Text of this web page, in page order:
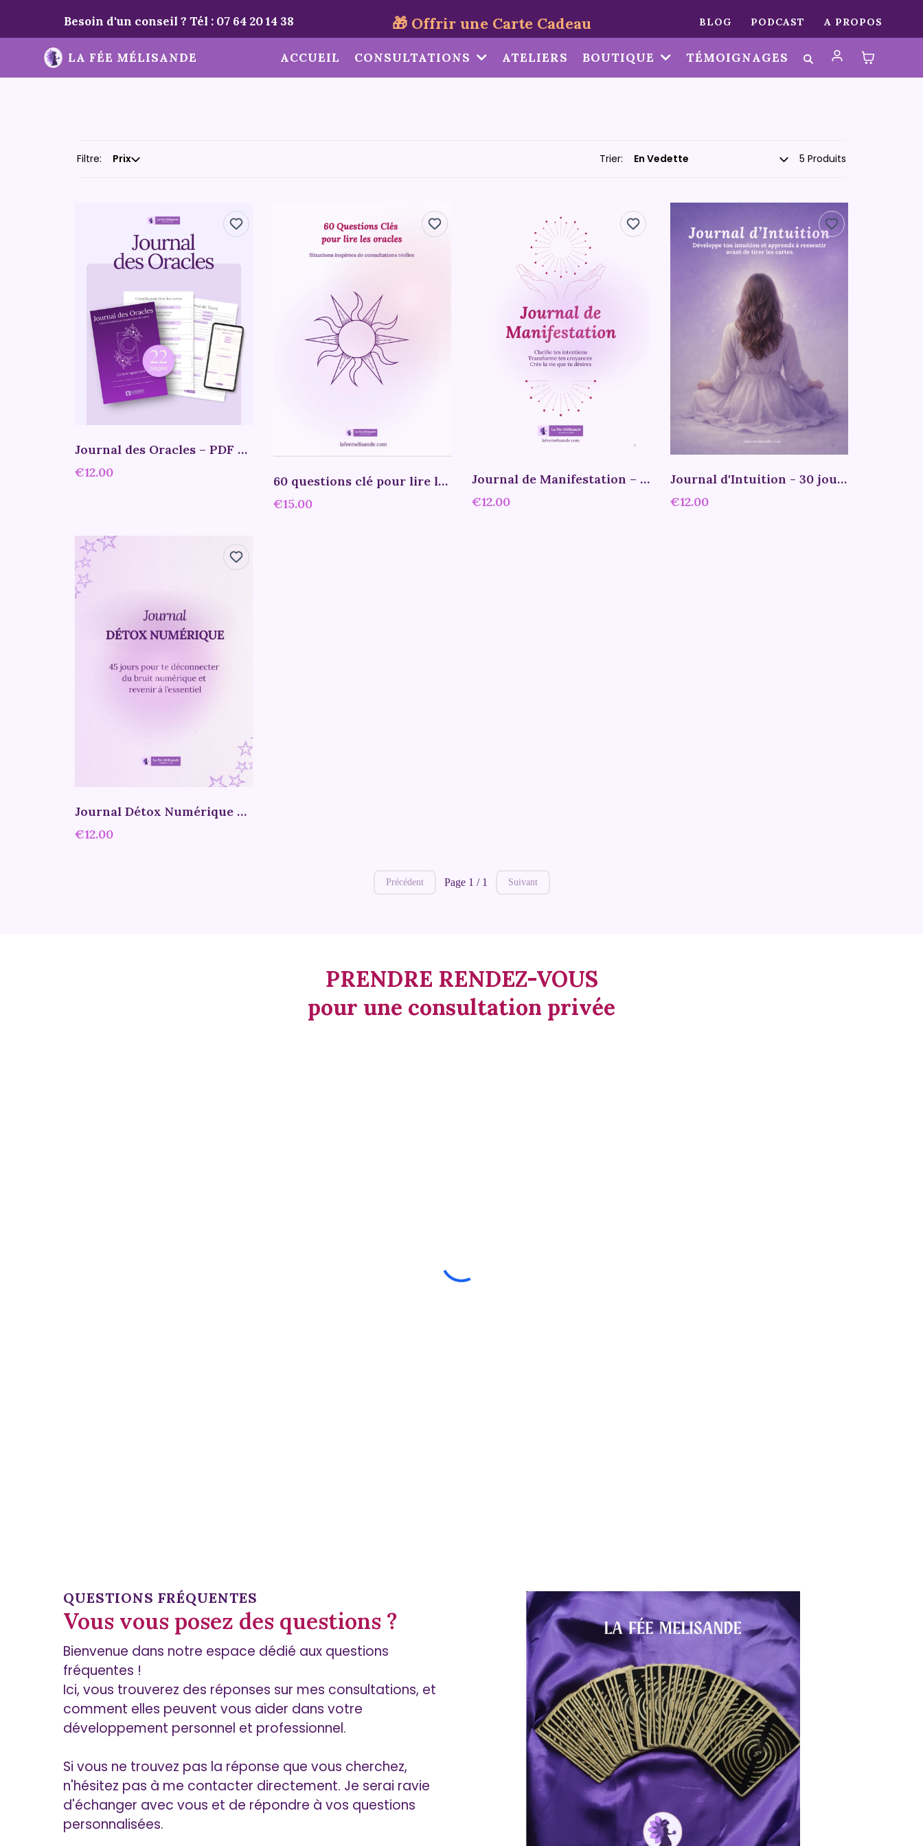
Besoin d'un conseil ? Tél : 07 64 20 14 38 🎁 Offrir une Carte Cadeau BLOG PODCAST A PROPOS
LA FÉE MÉLISANDE ACCUEIL CONSULTATIONS ATELIERS BOUTIQUE TÉMOIGNAGES
Filtre: Prix Trier: 5 Produits
Journal des Oracles – PDF à imprimer
€12.00
60 questions clé pour lire les cartes - Journal d'entrainement
€15.00
Journal de Manifestation – Clarifie tes intentions et crée la vie que tu désires
€12.00
Journal d'Intuition - 30 jours pour développer ton ressenti et apprendre à faire confiance à tes perceptions
€12.00
Journal Détox Numérique – 45 jours pour te déconnecter du bruit numérique
€12.00
Précédent Page 1 / 1 Suivant
PRENDRE RENDEZ-VOUS
pour une consultation privée
QUESTIONS FRÉQUENTES
Vous vous posez des questions ?
Bienvenue dans notre espace dédié aux questions
fréquentes !
Ici, vous trouverez des réponses sur mes consultations, et
comment elles peuvent vous aider dans votre
développement personnel et professionnel.
Si vous ne trouvez pas la réponse que vous cherchez,
n'hésitez pas à me contacter directement. Je serai ravie
d'échanger avec vous et de répondre à vos questions
personnalisées.